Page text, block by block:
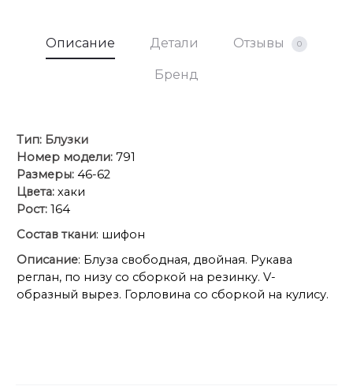
Описание Детали Отзывы 0
Бренд
Тип: Блузки
Номер модели: 791
Размеры: 46-62
Цвета: хаки
Рост: 164
Состав ткани: шифон
Описание: Блуза свободная, двойная. Рукава
реглан, по низу со сборкой на резинку. V-
образный вырез. Горловина со сборкой на кулису.